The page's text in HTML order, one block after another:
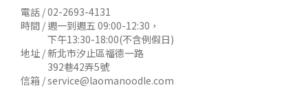
電話 /02-2693-4131
時間 / 週一到週五 09:00-12:30，
下午13:30-18:00(不含例假日)
地址 / 新北市汐止區福德一路
392巷42弄5號
信箱 /service@laomanoodle.com